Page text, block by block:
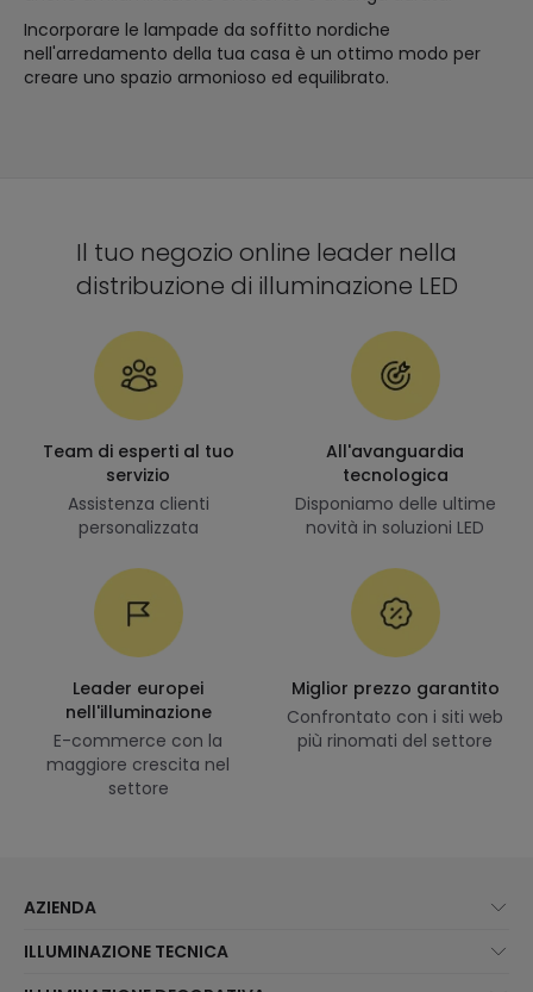
Incorporare le lampade da soffitto nordiche
nell'arredamento della tua casa è un ottimo modo per
creare uno spazio armonioso ed equilibrato.
Il tuo negozio online leader nella
distribuzione di illuminazione LED
Team di esperti al tuo
servizio
Assistenza clienti
personalizzata
All'avanguardia
tecnologica
Disponiamo delle ultime
novità in soluzioni LED
Leader europei
nell'illuminazione
E-commerce con la
maggiore crescita nel
settore
Miglior prezzo garantito
Confrontato con i siti web
più rinomati del settore
AZIENDA
Assistenza Clienti
ILLUMINAZIONE TECNICA